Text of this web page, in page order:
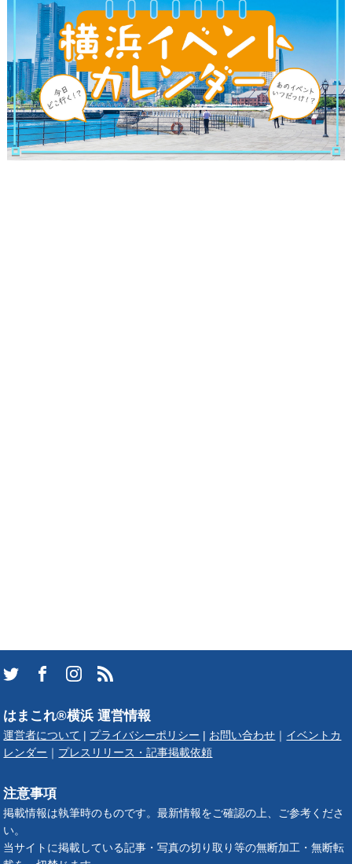
はまこれ®横浜 運営情報
運営者について プライバシーポリシー お問い合わせ
イベントカ
レンダー
プレスリリース・記事掲載依頼
注意事項
掲載情報は執筆時のものです。最新情報をご確認の上、ご参考くださ
い。
当サイトに掲載している記事・写真の切り取り等の無断加工・無断転